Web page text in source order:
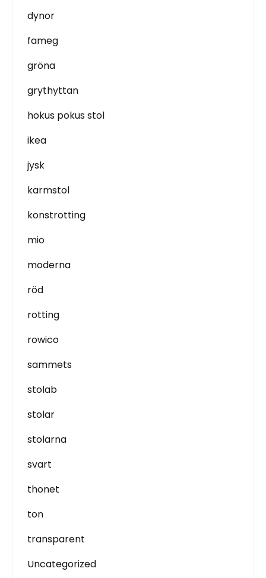
dynor
fameg
gröna
grythyttan
hokus pokus stol
ikea
jysk
karmstol
konstrotting
mio
moderna
röd
rotting
rowico
sammets
stolab
stolar
stolarna
svart
thonet
ton
transparent
Uncategorized